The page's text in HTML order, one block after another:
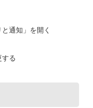
通知」を開く
する